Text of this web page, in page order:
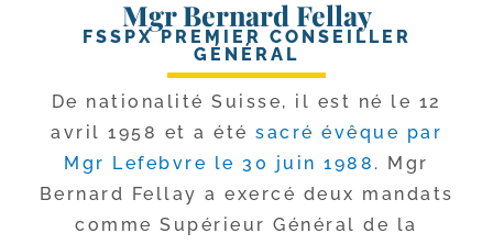
Mgr Bernard Fellay
FSSPX PREMIER CONSEILLER
GÉNÉRAL
De natio­na­li­té Suisse, il est né le 12
avril 1958 et a été sacré évêque par
Mgr Lefebvre le 30 juin 1988 . Mgr
Bernard Fellay a exer­cé deux man­dats
comme Supérieur Général de la